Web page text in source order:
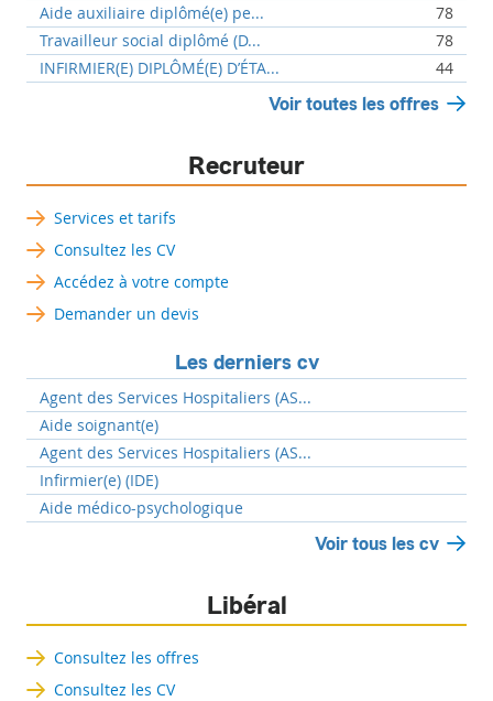
Aide auxiliaire diplômé(e) pe...
78
Travailleur social diplômé (D...
78
INFIRMIER(E) DIPLÔMÉ(E) D’ÉTA...
44
Voir toutes les offres
Recruteur
Services et tarifs
Consultez les CV
Accédez à votre compte
Demander un devis
Les derniers cv
Agent des Services Hospitaliers (AS...
Aide soignant(e)
Agent des Services Hospitaliers (AS...
Infirmier(e) (IDE)
Aide médico-psychologique
Voir tous les cv
Libéral
Consultez les offres
Consultez les CV